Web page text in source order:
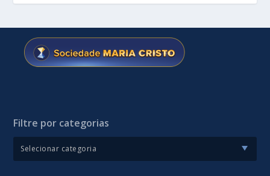
Filtre por categorias